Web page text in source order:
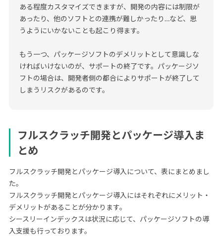
ある程度カスタマイズできますが、開発の内容には制限が
あったり、他のソフトとの連携が難しかったり…など、思
うようにいかないことも起こり得ます。
もう一つ、パッケージソフトのデメリットとして意識しな
ければいけないのが、サポートの終了です。パッケージソ
フトの場合は、開発者側の都合によりサポートが終了して
しまうリスクがあるのです。
フルスクラッチ開発とパッケージ導入ま
とめ
フルスクラッチ開発とパッケージ導入について、表にまとめまし
た。
フルスクラッチ開発とパッケージ導入にはそれぞれにメリット・
デメリットがあることが分かります。
シースリーインデックスは状況に応じて、パッケージソフトの導
入支援も行っております。